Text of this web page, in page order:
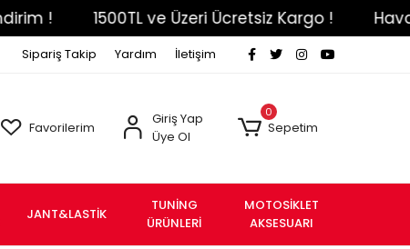
1500TL ve Üzeri Ücretsiz Kargo ! Havale Eft
Sipariş Takip Yardım İletişim
Favorilerim
Giriş Yap
Üye Ol
0
Sepetim
JANT&LASTİK
TUNİNG
ÜRÜNLERİ
MOTOSİKLET
AKSESUARI